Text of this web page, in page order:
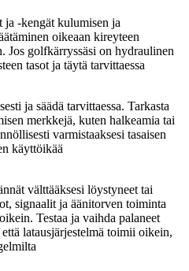
ja -kengät kulumisen ja
oikeaan kireyteen
Jos golfkärryssäsi on hydraulinen
tasot ja täytä tarvittaessa
ja säädä tarvittaessa. Tarkasta
merkkejä, kuten halkeamia tai
varmistaaksesi tasaisen
käyttöikää
välttääksesi löystyneet tai
signaalit ja äänitorven toiminta
Testaa ja vaihda palaneet
latausjärjestelmä toimii oikein,